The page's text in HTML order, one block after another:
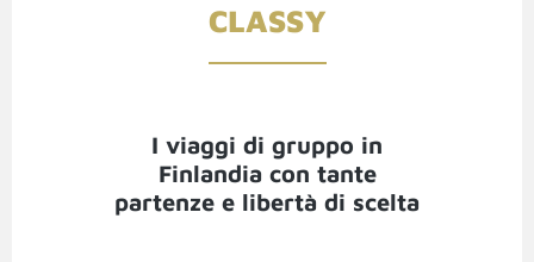
CLASSY
I viaggi di gruppo in
Finlandia con tante
partenze e libertà di scelta